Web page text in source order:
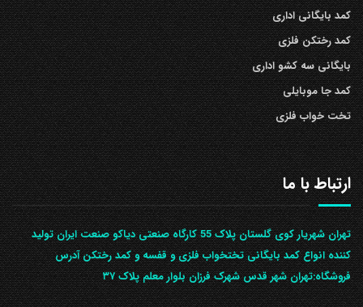
کمد بایگانی اداری
کمد رختکن فلزی
بایگانی سه کشو اداری
کمد جا موبایلی
تخت خواب فلزی
ارتباط با ما
تهران شهریار کوی گلستان پلاک 55 کارگاه صنعتی دیاکو صنعت ایران تولید
کننده انواع کمد بایگانی تختخواب فلزی و قفسه و کمد رختکن آدرس
ف‍روشگاه:تهران شهر قدس شهرک فرزان بلوار معلم پلاک ۳۷